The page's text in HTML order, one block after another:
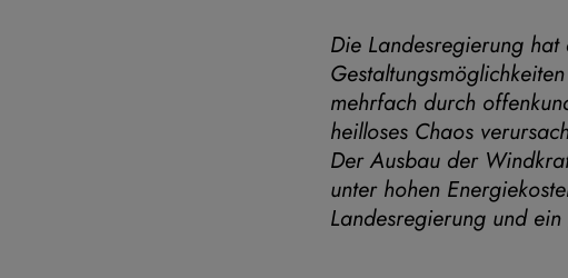
Die Landesregierung
mehrfach durch
heilloses Chaos
Der Ausbau der
unter hohen
Landesregierung und